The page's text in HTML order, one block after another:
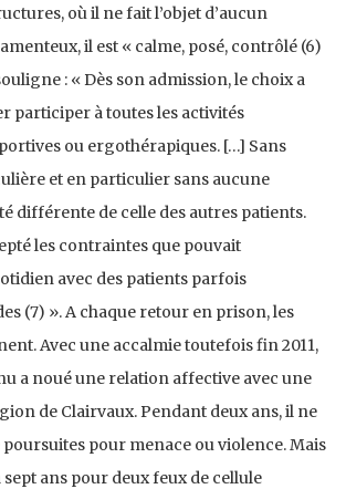
où il ne fait l’objet d’aucun
il est « calme, posé, contrôlé (6)
: « Dès son admission, le choix a
participer à toutes les activités
ou ergothérapiques. […] Sans
et en particulier sans aucune
différente de celle des autres patients.
les contraintes que pouvait
avec des patients parfois
(7) ». A chaque retour en prison, les
Avec une accalmie toutefois fin 2011,
a noué une relation affective avec une
de Clairvaux. Pendant deux ans, il ne
poursuites pour menace ou violence. Mais
ans pour deux feux de cellule